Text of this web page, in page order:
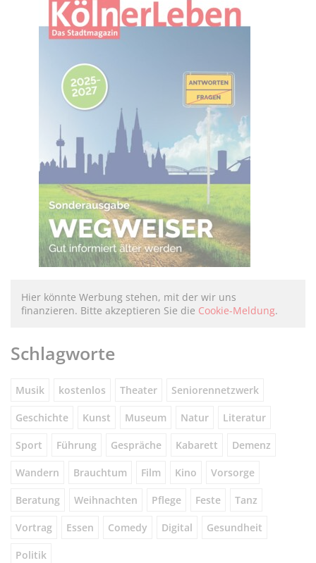
Hier könnte Werbung stehen, mit der wir uns
finanzieren. Bitte akzeptieren Sie die Cookie-Meldung.
Schlagworte
Musik kostenlos Theater Seniorennetzwerk
Geschichte Kunst Museum Natur Literatur
Sport Führung Gespräche Kabarett Demenz
Wandern Brauchtum Film Kino Vorsorge
Beratung Weihnachten Pflege Feste Tanz
Vortrag Essen Comedy Digital Gesundheit
Politik